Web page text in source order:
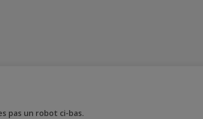
pas un robot ci-bas.